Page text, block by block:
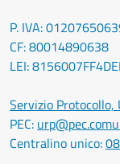
P. IVA:
CF: 80014890638
LEI:
Servizio Protocollo,
PEC:
Centralino unico: